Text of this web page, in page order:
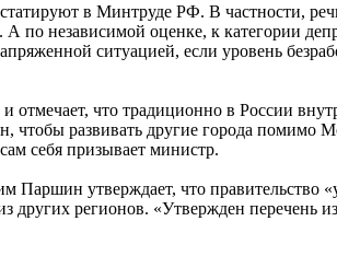
в Минтруде РФ. В частности,
по независимой оценке, к категории
ситуацией, если уровень
что традиционно в России
развивать другие города помимо
себя призывает министр.
утверждает, что правительство
других регионов. «Утвержден перечень